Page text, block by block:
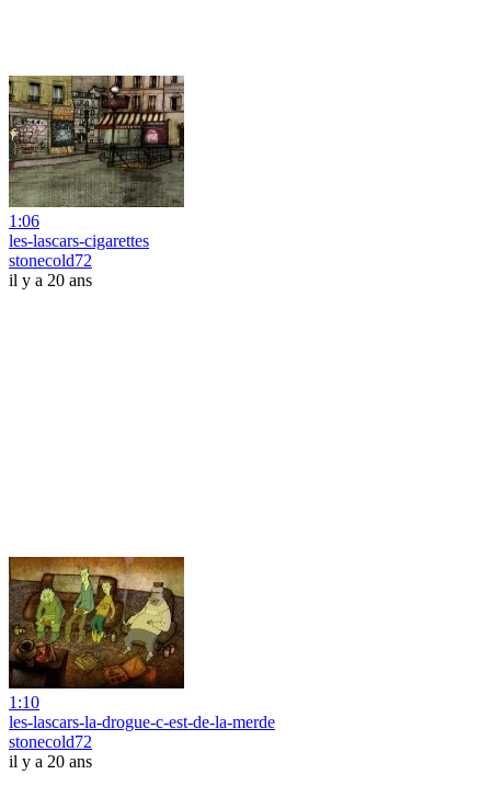
1:06
les-lascars-cigarettes
stonecold72
il y a 20 ans
1:10
les-lascars-la-drogue-c-est-de-la-merde
stonecold72
il y a 20 ans